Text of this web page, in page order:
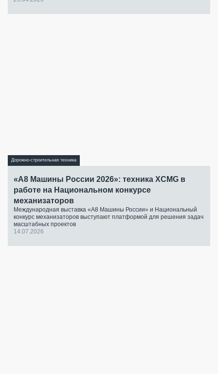
Дорожно-строительная техника
«А8 Машины России 2026»: техника XCMG в
работе на Национальном конкурсе
механизаторов
Международная выставка «А8 Машины России» и Национальный
конкурс механизаторов выступают платформой для решения задач
масштабных проектов
14.07.2026